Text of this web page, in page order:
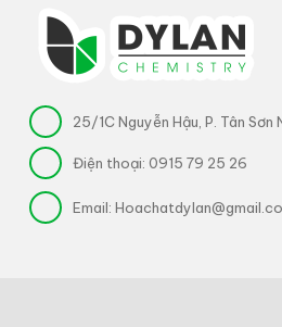
25/1C Nguyễn Hậu, P. Tân Sơn
Điện thoại: 0915 79 25 26
Email: